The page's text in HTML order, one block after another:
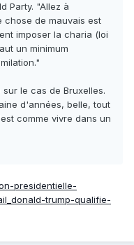
Party. "Allez à
chose de mauvais est
imposer la charia (loi
un minimum
le cas de Bruxelles.
d'années, belle, tout
comme vivre dans un
presidentielle-
trump-qualifie-